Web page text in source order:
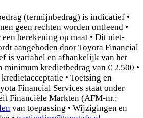
(termijnbedrag) is indicatief •
geen rechten worden ontleend •
berekening op maat • Dit niet-
aangeboden door Toyota Financial
is variabel en afhankelijk van het
minimum kredietbedrag van € 2.500 •
• Toetsing en
Financial Services staat onder
Financiële Markten (AFM-nr.:
van toepassing • Wijzigingen en